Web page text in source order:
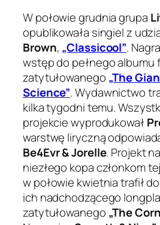
W połowie grudnia grupa
opublikowała singiel z
Brown, „Classicool”.
wstęp do pełnego albumu
zatytułowanego „The
Science”. Wydawnictwo
kilka tygodni temu.
projekcie wyprodukował
warstwę liryczną
Be4Evr & Jorelle. Projekt
niezłego kopa członkom
w połowie kwietnia trafił
ich nadchodzącego
zatytułowanego „The